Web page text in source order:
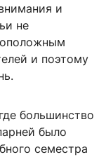
и
не
и поэтому
большинство
было
семестра